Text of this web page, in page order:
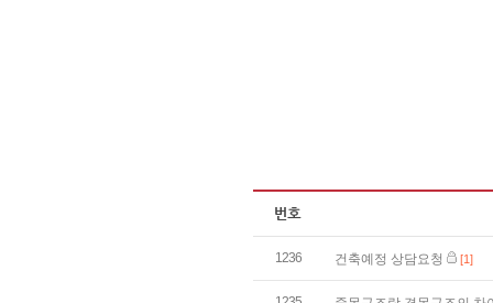
1236 건축예정 상담요청 [1]